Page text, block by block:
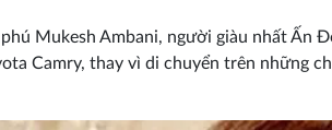
Mukesh Ambani, người giàu nhất Ấn
Camry, thay vì di chuyển trên những